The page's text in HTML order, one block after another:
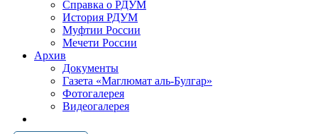
Справка о РДУМ
История РДУМ
Муфтии России
Мечети России
Архив
Документы
Газета «Маглюмат аль-Булгар»
Фотогалерея
Видеогалерея